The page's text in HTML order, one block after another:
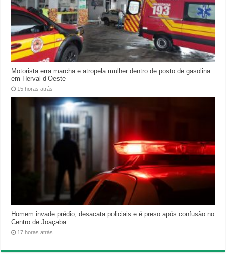
Motorista erra marcha e atropela mulher dentro de posto de gasolina
em Herval d’Oeste
15 horas atrás
Homem invade prédio, desacata policiais e é preso após confusão no
Centro de Joaçaba
17 horas atrás